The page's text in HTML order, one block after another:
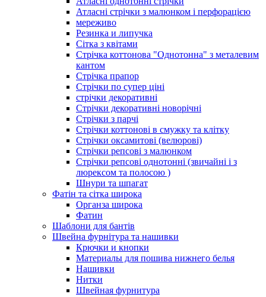
Атласні стрічки з малюнком і перфорацією
мереживо
Резинка и липучка
Сітка з квітами
Стрічка коттонова "Однотонна" з металевим
кантом
Стрічка прапор
Стрічки по супер ціні
стрічки декоративні
Стрічки декоративні новорічні
Стрічки з парчі
Стрічки коттонові в смужку та клітку
Стрічки оксамитові (велюрові)
Стрічки репсові з малюнком
Стрічки репсові однотонні (звичайні і з
люрексом та полосою )
Шнури та шпагат
Фатін та сітка широка
Органза широка
Фатин
Шаблони для бантів
Швейна фурнітура та нашивки
Крючки и кнопки
Материалы для пошива нижнего белья
Нашивки
Нитки
Швейная фурнитура